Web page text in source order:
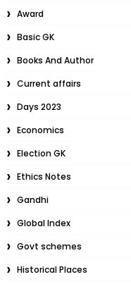
Award
Basic GK
Books And Author
Current affairs
Days 2023
Economics
Election GK
Ethics Notes
Gandhi
Global Index
Govt schemes
Historical Places